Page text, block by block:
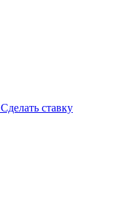
Сделать ставку